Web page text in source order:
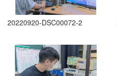
20220920-DSC00072-2